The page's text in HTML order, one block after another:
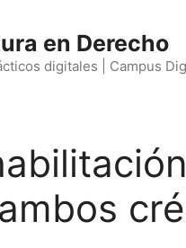
en Derecho
digitales | Campus